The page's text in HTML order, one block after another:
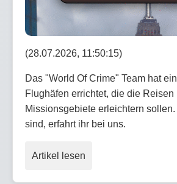
(28.07.2026, 11:50:15)
Das "World Of Crime" Team hat
Flughäfen errichtet, die die Reisen
Missionsgebiete erleichtern
sind, erfahrt ihr bei uns.
Artikel lesen